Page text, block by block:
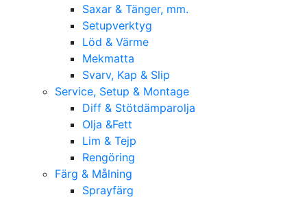
Saxar & Tänger, mm.
Setupverktyg
Löd & Värme
Mekmatta
Svarv, Kap & Slip
Service, Setup & Montage
Diff & Stötdämparolja
Olja &Fett
Lim & Tejp
Rengöring
Färg & Målning
Sprayfärg